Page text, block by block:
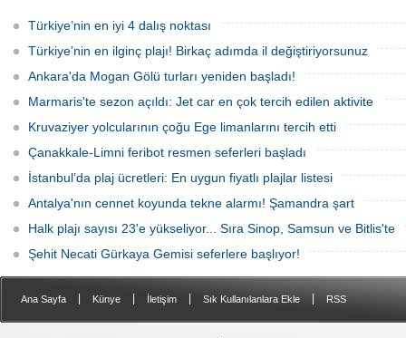
Norveç Fiyortları, İzlanda ve Kuzey
Avrupa rotalarına ilgi artarken, deneyim
odaklı seyahat anlayışı sektörün yeni
büyüme alanı olarak öne çıkıyor.
sefer eklemesiyle birlikte sezon
sonunda 250 bin ziyaretçiye ulaşılması
hedefleniyor.
Türkiye’nin en iyi 4 dalış noktası
Türkiye’nin en ilginç plajı! Birkaç adımda il değiştiriyorsunuz
Ankara'da Mogan Gölü turları yeniden başladı!
Marmaris'te sezon açıldı: Jet car en çok tercih edilen aktivite
Kruvaziyer yolcularının çoğu Ege limanlarını tercih etti
Çanakkale-Limni feribot resmen seferleri başladı
İstanbul’da plaj ücretleri: En uygun fiyatlı plajlar listesi
Antalya'nın cennet koyunda tekne alarmı! Şamandra şart
Halk plajı sayısı 23'e yükseliyor... Sıra Sinop, Samsun ve Bitlis'te
Şehit Necati Gürkaya Gemisi seferlere başlıyor!
Ana Sayfa Künye İletişim Sık Kullanılanlara Ekle RSS